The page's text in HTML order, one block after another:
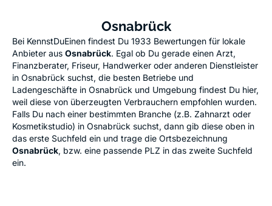
Osnabrück
Bei KennstDuEinen findest Du 1933 Bewertungen für lokale
Anbieter aus Osnabrück. Egal ob Du gerade einen Arzt,
Finanzberater, Friseur, Handwerker oder anderen Dienstleister
in Osnabrück suchst, die besten Betriebe und
Ladengeschäfte in Osnabrück und Umgebung findest Du hier,
weil diese von überzeugten Verbrauchern empfohlen wurden.
Falls Du nach einer bestimmten Branche (z.B. Zahnarzt oder
Kosmetikstudio) in Osnabrück suchst, dann gib diese oben in
das erste Suchfeld ein und trage die Ortsbezeichnung
Osnabrück, bzw. eine passende PLZ in das zweite Suchfeld
ein.